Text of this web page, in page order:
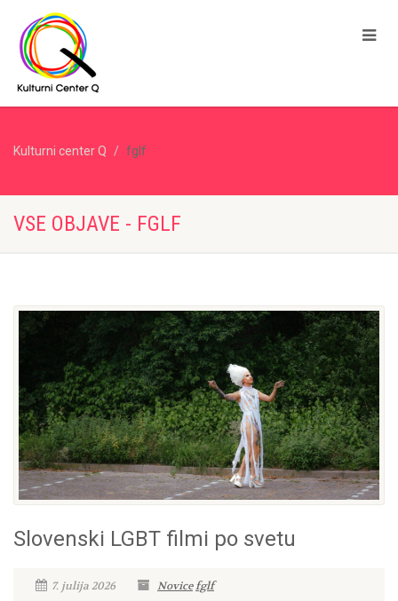
Kulturni center Q fglf
VSE OBJAVE - FGLF
Slovenski LGBT filmi po svetu
7. julija 2026 Novicefglf